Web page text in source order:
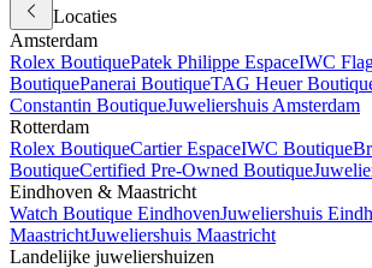
Locaties
Amsterdam
Rolex BoutiquePatek Philippe EspaceIWC
BoutiquePanerai BoutiqueTAG Heuer
Constantin BoutiqueJuweliershuis Amsterdam
Rotterdam
Rolex BoutiqueCartier EspaceIWC Boutique
BoutiqueCertified Pre-Owned Boutique
Eindhoven & Maastricht
Watch Boutique EindhovenJuweliershuis
MaastrichtJuweliershuis Maastricht
Landelijke juweliershuizen